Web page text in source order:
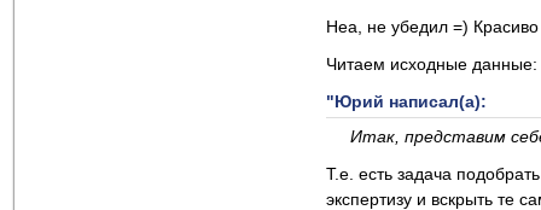
Неа, не убедил =)
Читаем исходные данные:
"Юрий написал(а):
Итак, представим
Т.е. есть задача
экспертизу и вскрыть те